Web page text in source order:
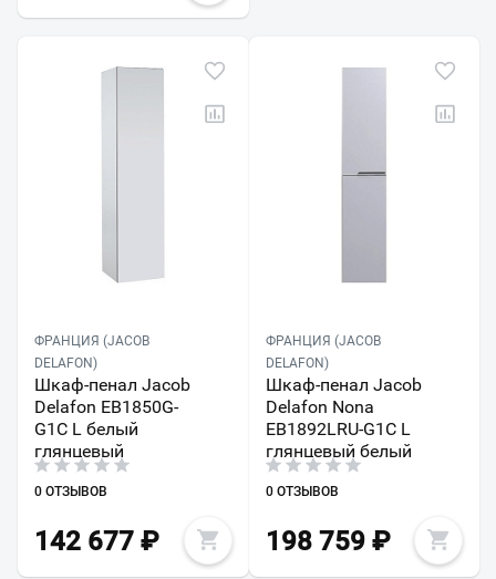
ФРАНЦИЯ (JACOB
DELAFON)
Шкаф-пенал Jacob
Delafon EB1850G-
G1C L белый
глянцевый
0 ОТЗЫВОВ
142 677 ₽
ФРАНЦИЯ (JACOB
DELAFON)
Шкаф-пенал Jacob
Delafon Nona
EB1892LRU-G1C L
глянцевый белый
0 ОТЗЫВОВ
198 759₽